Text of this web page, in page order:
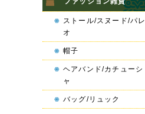
ストール/スヌード/パレ
オ
帽子
ヘアバンド/カチューシ
ャ
バッグ/リュック